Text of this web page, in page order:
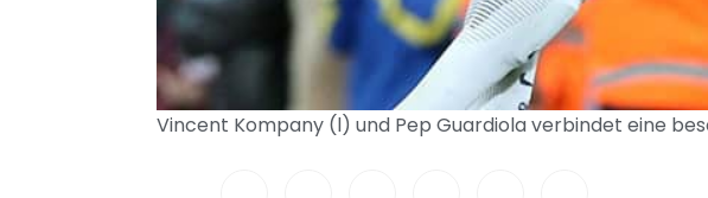
Vincent Kompany (l) und Pep Guardiola verbindet eine